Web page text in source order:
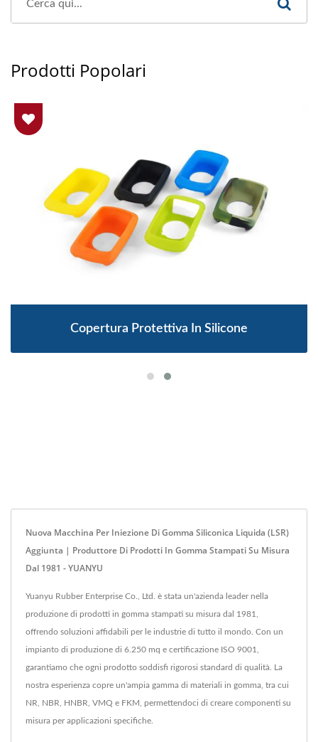
Prodotti Popolari
Copertura Protettiva In Silicone
Nuova Macchina Per Iniezione Di Gomma Siliconica Liquida (LSR)
Aggiunta | Produttore Di Prodotti In Gomma Stampati Su Misura
Dal 1981 - YUANYU
Yuanyu Rubber Enterprise Co., Ltd. è stata un'azienda leader nella
produzione di prodotti in gomma stampati su misura dal 1981,
offrendo soluzioni affidabili per le industrie di tutto il mondo. Con un
impianto di produzione di 6.250 mq e certificazione ISO 9001,
garantiamo che ogni prodotto soddisfi rigorosi standard di qualità. La
nostra esperienza copre un'ampia gamma di materiali in gomma, tra cui
NR, NBR, HNBR, VMQ e FKM, permettendoci di creare componenti su
misura per applicazioni specifiche.